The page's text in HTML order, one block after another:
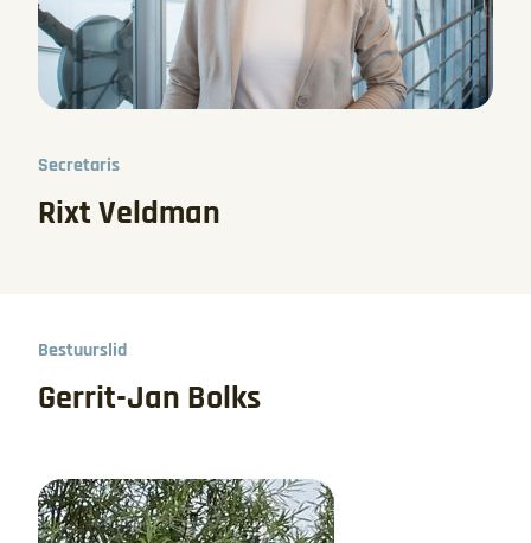
Secretaris
Rixt Veldman
Bestuurslid
Gerrit-Jan Bolks